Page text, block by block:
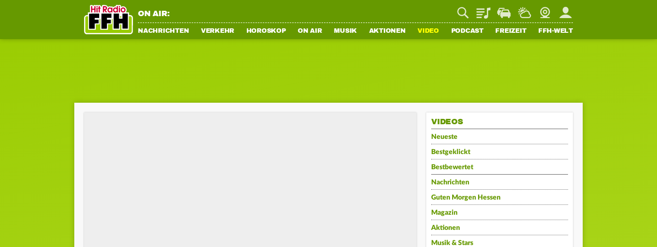
ON AIR: PlaylistStaupilotWetterWebcamMein FFH
NACHRICHTEN VERKEHR HOROSKOP ON AIR MUSIK AKTIONEN VIDEO PODCAST FREIZEIT FFH-WELT
VIDEOS
Neueste
Bestgeklickt
Bestbewertet
Nachrichten
Guten Morgen Hessen
Magazin
Aktionen
Musik & Stars